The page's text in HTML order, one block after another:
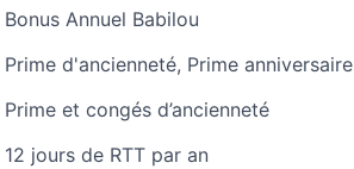
Bonus Annuel Babilou
Prime d'ancienneté, Prime anniversaire
Prime et congés d’ancienneté
12 jours de RTT par an